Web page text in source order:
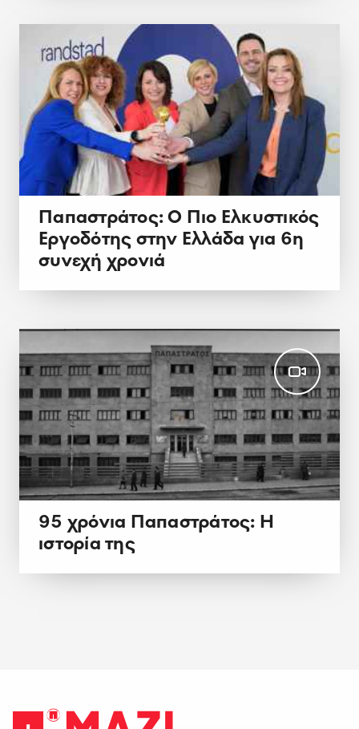
Παπαστράτος: Ο Πιο Ελκυστικός
Εργοδότης στην Ελλάδα για 6η
συνεχή χρονιά
95 χρόνια Παπαστράτος: Η
ιστορία της